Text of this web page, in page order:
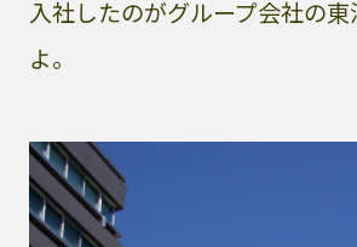
入社したのがグループ会社の
よ。